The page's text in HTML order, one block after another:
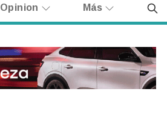
Opinion Más